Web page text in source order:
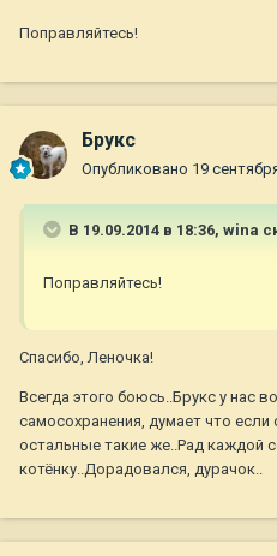
Поправляйтесь!
Брукс
Опубликовано 19
В 19.09.2014 в 18:36, wina
Поправляйтесь!
Спасибо, Леночка!
Всегда этого боюсь..Брукс у нас
самосохранения, думает что если
остальные такие же..Рад каждой
котёнку..Дорадовался, дурачок..